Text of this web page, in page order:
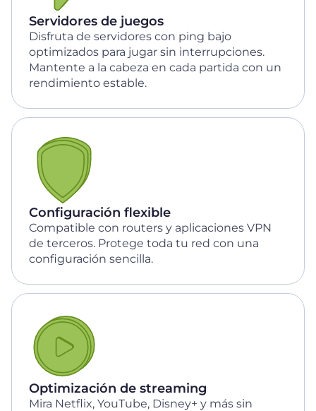
Servidores de juegos
Disfruta de servidores con ping bajo
optimizados para jugar sin interrupciones.
Mantente a la cabeza en cada partida con un
rendimiento estable.
Configuración flexible
Compatible con routers y aplicaciones VPN
de terceros. Protege toda tu red con una
configuración sencilla.
Optimización de streaming
Mira Netflix, YouTube, Disney+ y más sin